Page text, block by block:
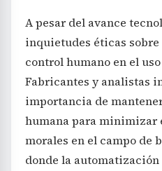
A pesar del avance
inquietudes éticas
control humano en el
Fabricantes y analistas
importancia de
humana para minimizar
morales en el campo de
donde la